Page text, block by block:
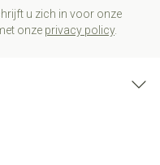
u zich in voor onze
onze privacy policy.